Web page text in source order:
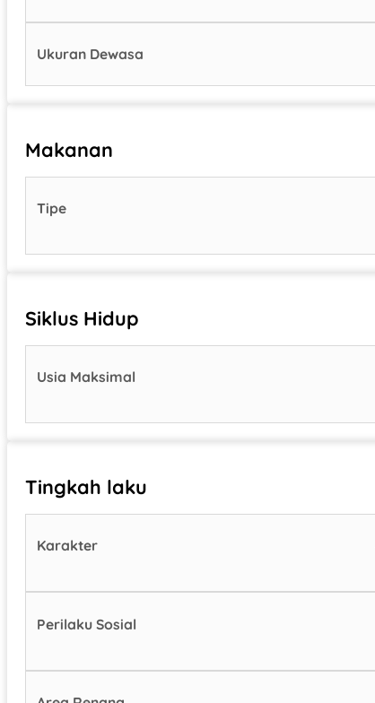
Ukuran Dewasa
Makanan
Tipe
Siklus Hidup
Usia Maksimal
Tingkah laku
Karakter
Perilaku Sosial